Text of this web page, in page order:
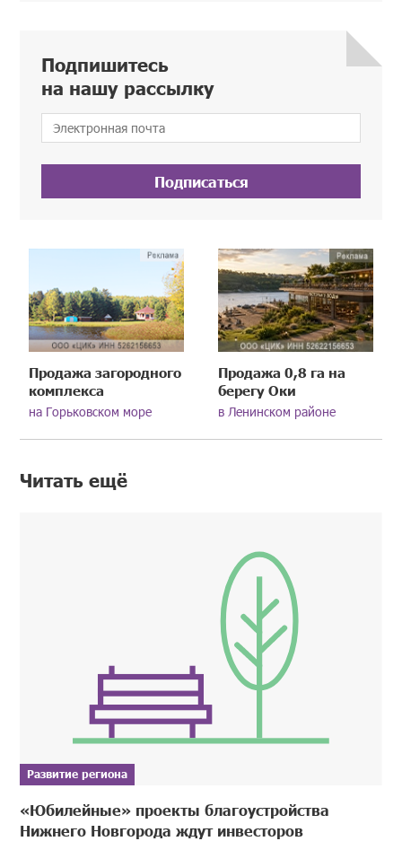
Подпишитесь
на нашу рассылку
Подписаться
Продажа загородного
комплекса
на Горьковском море
Продажа 0,8 га на
берегу Оки
в Ленинском районе
Читать ещё
Развитие региона
«Юбилейные» проекты благоустройства
Нижнего Новгорода ждут инвесторов